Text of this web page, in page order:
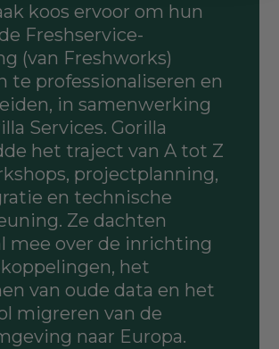
koos ervoor om hun
Freshservice-
(van Freshworks)
te professionaliseren en
in samenwerking
Services. Gorilla
het traject van A tot Z
projectplanning,
en technische
Ze dachten
mee over de inrichting
het
van oude data en het
migreren van de
naar Europa.